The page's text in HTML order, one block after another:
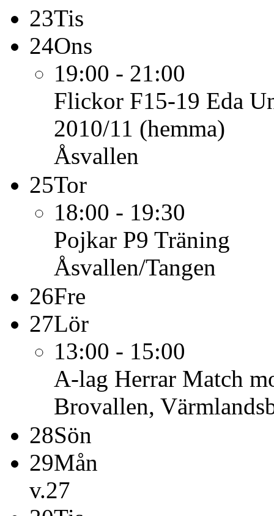
23Tis
24Ons
19:00 - 21:00
Flickor F15-19 Eda
2010/11 (hemma)
Åsvallen
25Tor
18:00 - 19:30
Pojkar P9 Träning
Åsvallen/Tangen
26Fre
27Lör
13:00 - 15:00
A-lag Herrar Match
Brovallen,
28Sön
29Mån
v.27